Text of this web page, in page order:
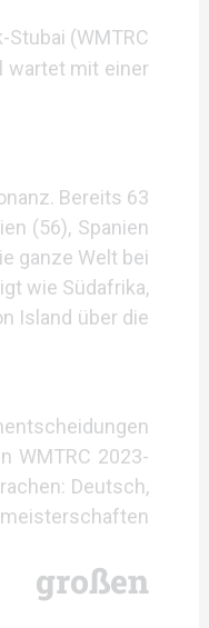
(WMTRC
wartet mit einer
Bereits 63
(56), Spanien
ganze Welt bei
wie Südafrika,
Island über die
WMTRC 2023-
Deutsch,